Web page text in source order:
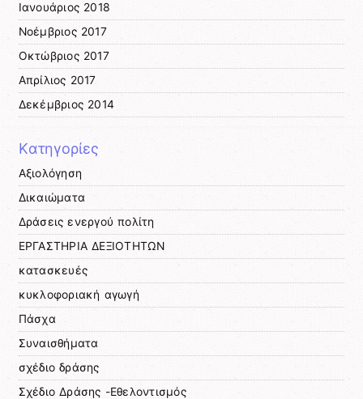
Ιανουάριος 2018
Νοέμβριος 2017
Οκτώβριος 2017
Απρίλιος 2017
Δεκέμβριος 2014
Kατηγορίες
Αξιολόγηση
Δικαιώματα
Δράσεις ενεργού πολίτη
ΕΡΓΑΣΤΗΡΙΑ ΔΕΞΙΟΤΗΤΩΝ
κατασκευές
κυκλοφοριακή αγωγή
Πάσχα
Συναισθήματα
σχέδιο δράσης
Σχέδιο Δράσης -Εθελοντισμός